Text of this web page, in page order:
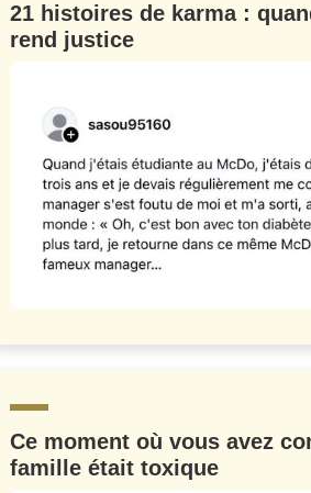
21 histoires de karma :
rend justice
Ce moment où vous avez
famille était toxique